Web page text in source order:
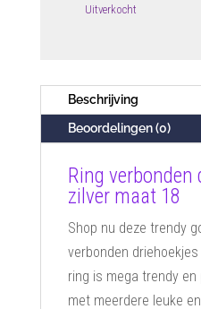
Uitverkocht
Beschrijving
Beoordelingen (0)
Ring verbonden
zilver maat 18
Shop nu deze trendy
verbonden driehoekjes
ring is mega trendy
met meerdere leuke